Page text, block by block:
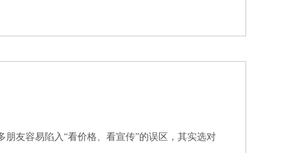
友容易陷入“看价格、看宣传”的误区，其实选对